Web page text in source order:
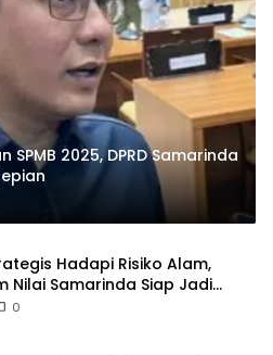
2025, DPRD Samarinda
Hadapi Risiko Alam,
Nilai Samarinda Siap Jadi
Bencana Kalimantan
0